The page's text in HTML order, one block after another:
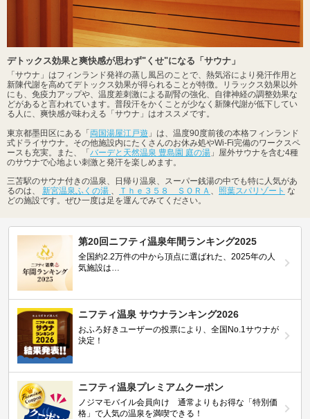
デトックス効果と爽快感が思わず"くせ"になる「サウナ」
「サウナ」はフィンランド発祥の蒸し風呂のことで、熱気浴により発汗作用と
新陳代謝を高めてデトックス効果が得られることが特徴。リラックス効果以外
にも、免疫力アップや、温度差刺激による副腎の強化、自律神経の調整効果な
どがあると言われています。普段汗をかくことが少なく新陳代謝が低下してい
る人に、爽快感が味わえる「サウナ」はオススメです。
東京都墨田区にある「 両国湯屋江戸遊 」は、温度90度前後の本格フィンランド
式ドライサウナ。その他施設内にたくさんのお休み処やWi-Fi完備のワークスペ
ースも充実。また、「 バーデと天然温泉 豊島園 庭の湯 」屋外サウナを含む4種
のサウナで心地よい刺激と発汗を楽しめます。
三苫駅のサウナ付きの温泉、日帰り温泉、スーパー銭湯の中でも特に人気があ
るのは、 新宮温泉ふくの湯 、 Ｔｈｅ３５８ ＳＯＲＡ 、 照葉スパリゾート な
どの施設です。ぜひ一度は足を運んでみてください。
第20回ニフティ温泉年間ランキング2025
全国約2.2万件の中から頂点に選ばれた、2025年の人
気施設は…
ニフティ温泉 サウナランキング2026
おふろ好きユーザーの投票により、全国No.1サウナが
決定！
ニフティ温泉プレミアムクーポン
ノジマモバイル会員向け 通常よりもお得な「特別価
格」で人気の温泉を満喫できる！